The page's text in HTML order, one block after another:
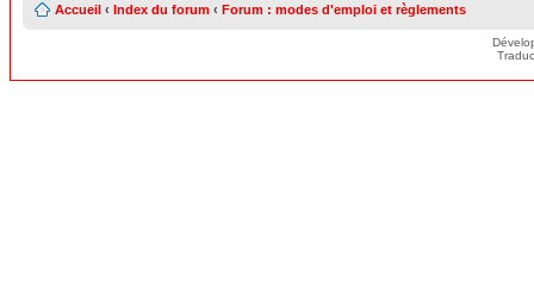
Accueil ‹ Index du forum ‹ Forum : modes d'emploi et règlements